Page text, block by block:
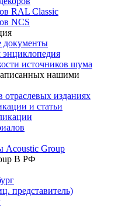
RAL Сlassic
NCS
документы
энциклопедия
источников шума
нашими
изданиях
и статьи
Acoustic Group
В РФ
представитель)